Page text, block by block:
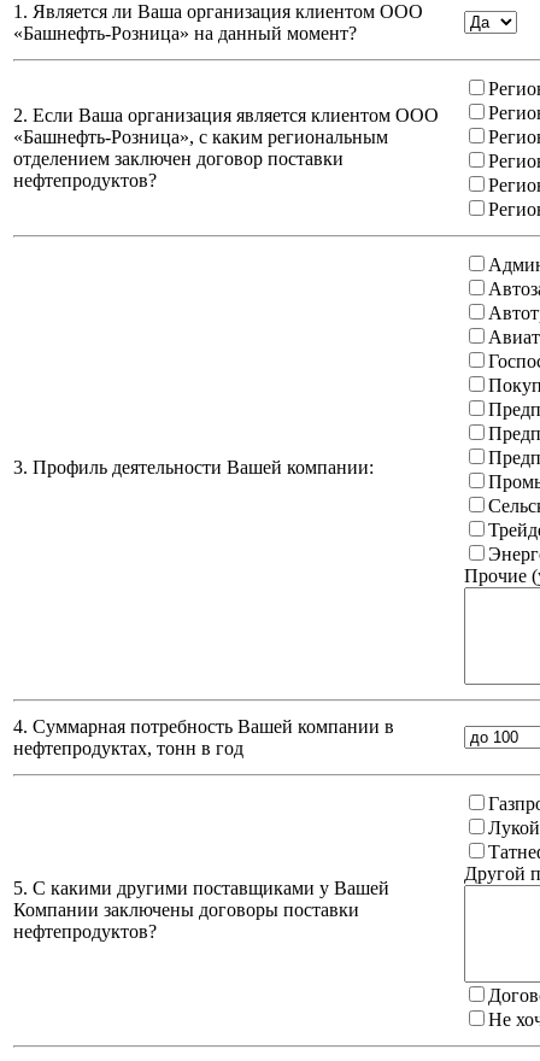
1. Является ли Ваша организация клиентом ООО
«Башнефть-Розница» на данный момент?
2. Если Ваша организация является клиентом ООО
«Башнефть-Розница», с каким региональным
отделением заключен договор поставки
нефтепродуктов?
3. Профиль деятельности Вашей компании:
Прочие
4. Суммарная потребность Вашей компании в
нефтепродуктах, тонн в год
5. С какими другими поставщиками у Вашей
Компании заключены договоры поставки
нефтепродуктов?
Другой
Не